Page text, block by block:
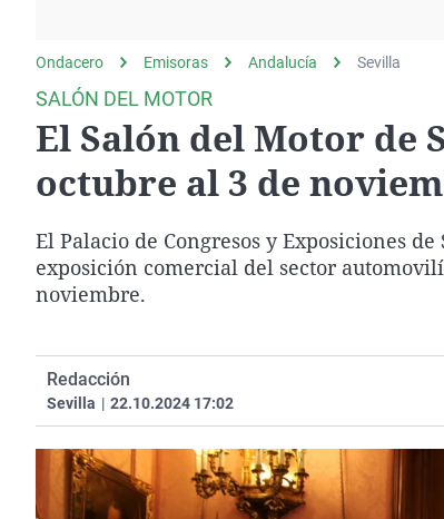
gato
Operación Viuda
Negra
Navarra
Ondacero Emisoras Andalucía Sevilla
SALÓN DEL MOTOR
El Salón del Motor de
octubre al 3 de
El Palacio de Congresos y Exposiciones
exposición comercial del sector
noviembre.
Redacción
Sevilla | 22.10.2024 17:02